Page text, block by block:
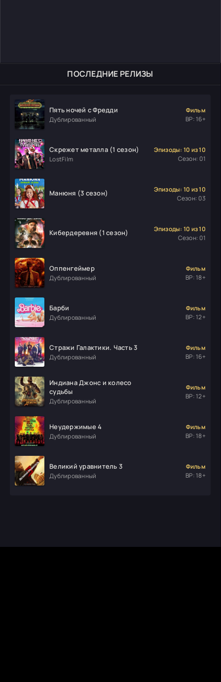
ПОСЛЕДНИЕ РЕЛИЗЫ
Пять ночей с Фредди
Дублированный
Фильм
ВР: 16+
Скрежет металла (1 сезон)
LostFilm
Эпизоды: 10 из 10
Сезон: 01
Манюня (3 сезон)
Эпизоды: 10 из 10
Сезон: 03
Кибердеревня (1 сезон)
Эпизоды: 10 из 10
Сезон: 01
Оппенгеймер
Дублированный
Фильм
ВР: 18+
Барби
Дублированный
Фильм
ВР: 12+
Стражи Галактики. Часть 3
Дублированный
Фильм
ВР: 16+
Индиана Джонс и колесо
судьбы
Дублированный
Фильм
ВР: 12+
Неудержимые 4
Дублированный
Фильм
ВР: 18+
Великий уравнитель 3
Дублированный
Фильм
ВР: 18+